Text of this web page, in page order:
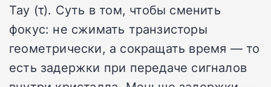
Тау (τ). Суть в том, чтобы сменить
фокус: не сжимать транзисторы
геометрически, а сокращать время — то
есть задержки при передаче сигналов